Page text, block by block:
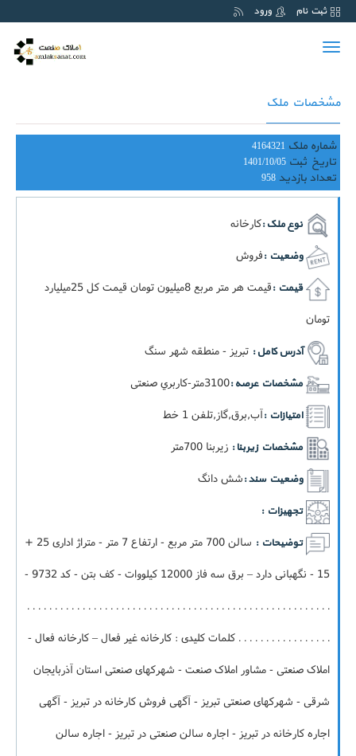
ثبت نام ورود
Toggle
مشخصات ملک
شماره ملک 4164321
تاریخ ثبت 1401/10/05
تعداد بازدید 958
نوع ملک :کارخانه
وضعیت :فروش
قیمت :
قيمت هر متر مربع 8ميليون تومان قيمت کل 25ميليارد
تومان
آدرس کامل : تبریز - منطقه شهر سنگ
مشخصات عرصه :3100متر-کاربري صنعتی
امتیازات :آب,برق,گاز,تلفن 1 خط
مشخصات زیربنا : زيربنا 700متر
وضعیت سند :شش دانگ
تجهیزات :
توضیحات :
سالن 700 متر مربع - ارتفاع 7 متر - متراژ اداری 25 +
15 - نگهبانی دارد – برق سه فاز 12000 کیلووات - کف بتن - کد 9732 -
. . . . . . . . . . . . . . . . . . . . . . . . . . . . . . . . . . . . . . . . . . . . . . . . . . . . . . .
. . . . . . . . . . . . . . . . . کلمات کلیدی : کارخانه غیر فعال – کارخانه فعال -
املاک صنعتی - مشاور املاک صنعت - شهرکهای صنعتی استان آذربایجان
شرقی - شهرکهای صنعتی تبریز - آگهی فروش کارخانه در تبریز - آگهی
اجاره کارخانه در تبریز - اجاره سالن صنعتی در تبریز - اجاره سالن